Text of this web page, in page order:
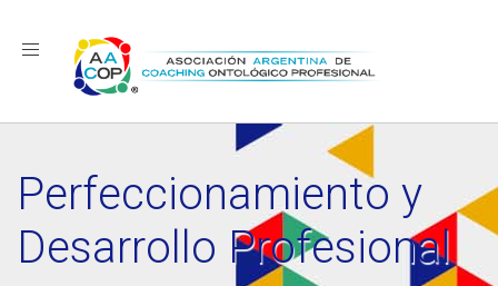
Navegación
Perfeccionamiento y
Desarrollo Profesional